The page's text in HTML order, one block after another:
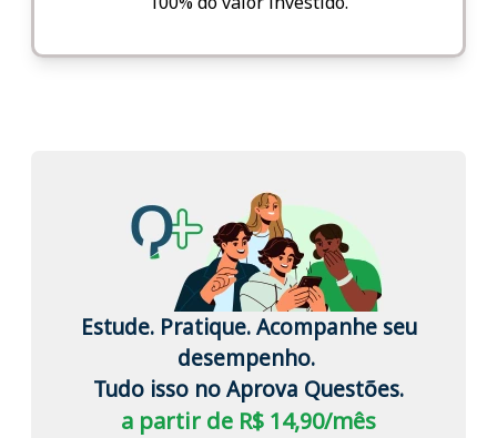
Estude. Pratique. Acompanhe seu
desempenho.
Tudo isso no Aprova Questões.
a partir de R$ 14,90/mês